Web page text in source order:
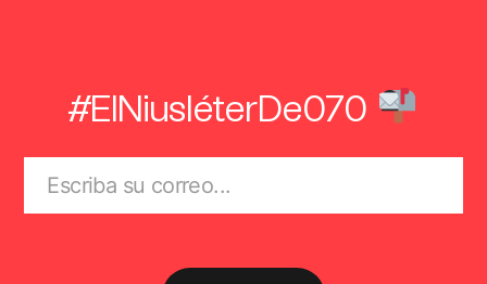
#ElNiusléterDe070